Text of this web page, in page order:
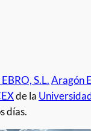
S.L.Aragón
de la
días.